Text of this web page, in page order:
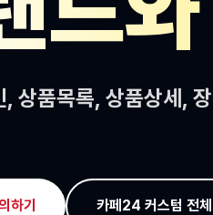
상품목록, 상품상세,
하기 카페24 커스텀 전체